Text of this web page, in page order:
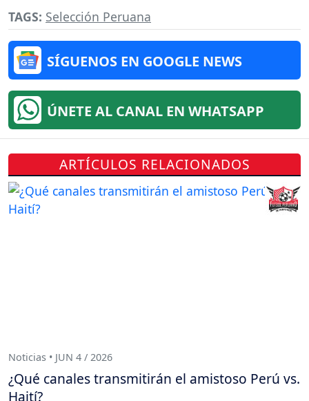
TAGS: Selección Peruana
SÍGUENOS EN GOOGLE NEWS
ÚNETE AL CANAL EN WHATSAPP
ARTÍCULOS RELACIONADOS
Noticias • JUN 4 / 2026
¿Qué canales transmitirán el amistoso Perú vs.
Haití?